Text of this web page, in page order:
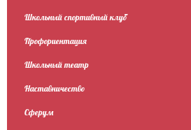
Школьный спортивный клуб
Профориентация
Школьный театр
Наставничество
Сферум